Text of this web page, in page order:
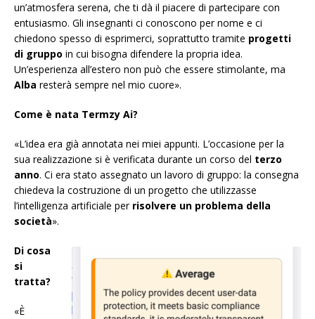
un’atmosfera serena, che ti dà il piacere di partecipare con
entusiasmo. Gli insegnanti ci conoscono per nome e ci
chiedono spesso di esprimerci, soprattutto tramite progetti
di gruppo in cui bisogna difendere la propria idea.
Un’esperienza all’estero non può che essere stimolante, ma
Alba resterà sempre nel mio cuore».
Come è nata Termzy Ai?
«L’idea era già annotata nei miei appunti. L’occasione per la
sua realizzazione si è verificata durante un corso del terzo
anno. Ci era stato assegnato un lavoro di gruppo: la consegna
chiedeva la costruzione di un progetto che utilizzasse
l’intelligenza artificiale per risolvere un problema della
società».
Di cosa
si
tratta?
«È